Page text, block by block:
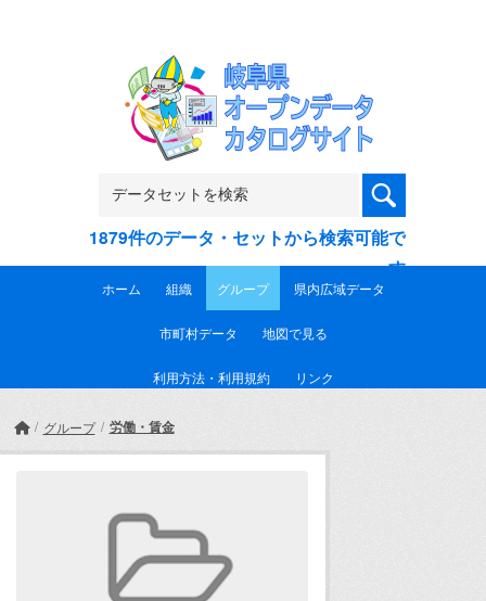
1879件のデータ・セットから検索可能で
す
ホーム 組織 グループ 県内広域データ
市町村データ 地図で見る
利用方法・利用規約 リンク
グループ 労働・賃金